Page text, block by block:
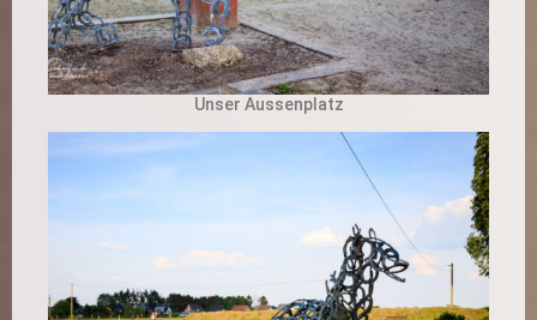
Unser Aussenplatz